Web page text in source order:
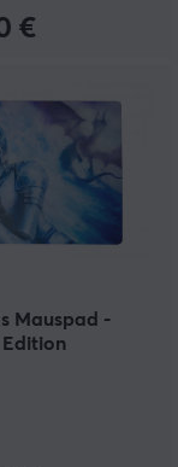
€
Mauspad -
Edition